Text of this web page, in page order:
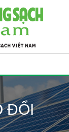
ĐỔI